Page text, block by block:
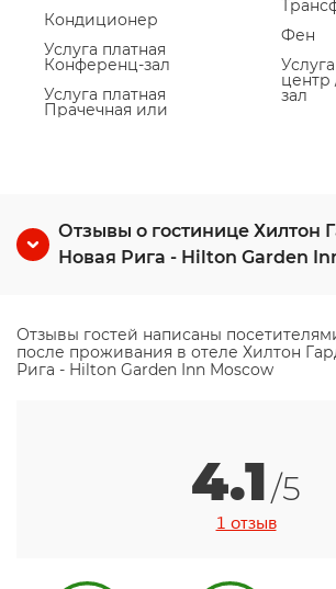
Кондиционер
Услуга платная
Конференц-зал
Услуга платная
Прачечная или
Фен
зал
Отзывы о гостинице Хилтон
Новая Рига - Hilton Garden
Отзывы гостей написаны
после проживания в отеле Хилтон
Рига - Hilton Garden Inn Moscow
4.1/5
1 отзыв